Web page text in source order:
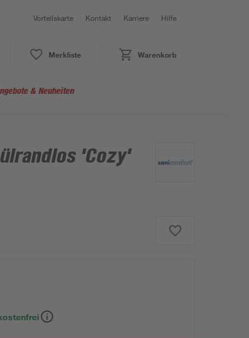
Vorteilskarte Kontakt Karriere Hilfe
Merkliste Warenkorb
& Neuheiten
'Cozy'